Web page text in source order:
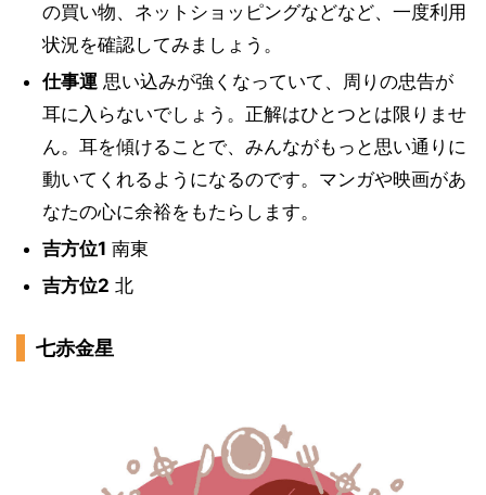
の買い物、ネットショッピングなどなど、一度利用
状況を確認してみましょう。
仕事運思い込みが強くなっていて、周りの忠告が
耳に入らないでしょう。正解はひとつとは限りませ
ん。耳を傾けることで、みんながもっと思い通りに
動いてくれるようになるのです。マンガや映画があ
なたの心に余裕をもたらします。
吉方位1 南東
吉方位2 北
七赤金星